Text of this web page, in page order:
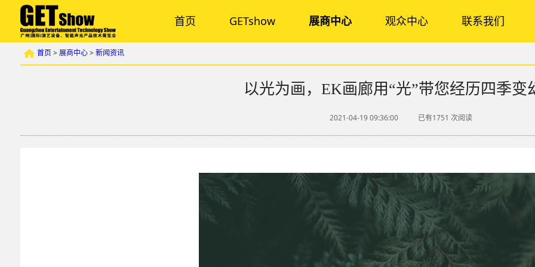
首页 GETshow 展商中心 观众中心 联系我们
首页>展商中心>新闻资讯
以光为画，EK画廊用“光”带您经历四季变
2021-04-19 09:36:00 已有1751 次阅读